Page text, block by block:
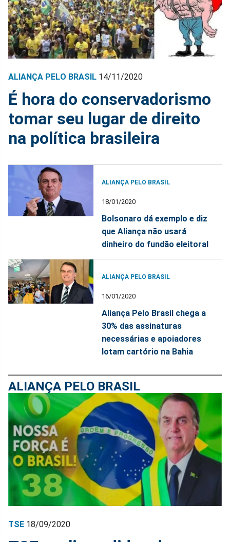
ALIANÇA PELO BRASIL 14/11/2020
É hora do conservadorismo
tomar seu lugar de direito
na política brasileira
ALIANÇA PELO BRASIL
18/01/2020
Bolsonaro dá exemplo e diz
que Aliança não usará
dinheiro do fundão eleitoral
ALIANÇA PELO BRASIL
16/01/2020
Aliança Pelo Brasil chega a
30% das assinaturas
necessárias e apoiadores
lotam cartório na Bahia
ALIANÇA PELO BRASIL
TSE 18/09/2020